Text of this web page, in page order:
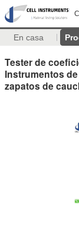
En casa
Tester de
Instrumentos
zapatos de